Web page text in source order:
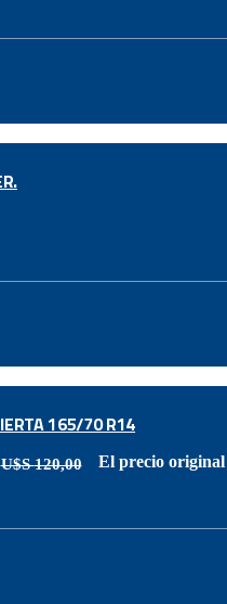
165/70 R14
U$S120,00 El precio original